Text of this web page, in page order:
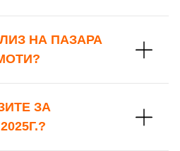
НА ПАЗАРА
ЗА